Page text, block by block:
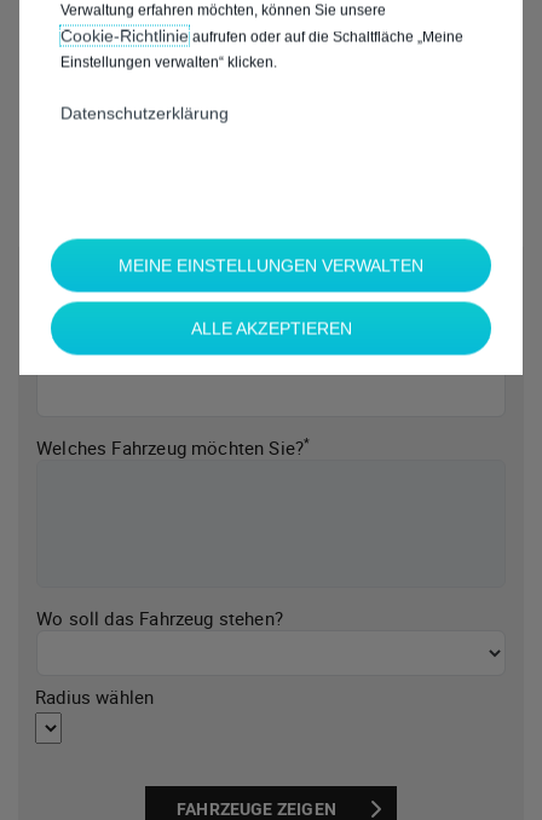
Welche Marke möchten Sie?*
Welches Fahrzeug möchten Sie?*
Wo soll das Fahrzeug stehen?
Radius wählen
FAHRZEUGE ZEIGEN
Verwaltung erfahren möchten, können Sie unsere
Cookie‑Richtlinieaufrufen oder auf die Schaltfläche „Meine
Einstellungen verwalten“ klicken.
Datenschutzerklärung
MEINE EINSTELLUNGEN VERWALTEN
ALLE AKZEPTIEREN